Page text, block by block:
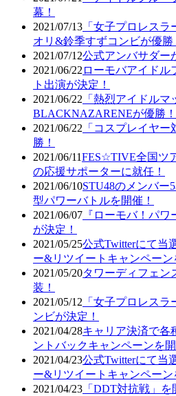
幕！
2021/07/13 「女子プロレス
オリ&鈴季すずコンビが優勝
2021/07/12公式アンバサダー
2021/06/22 ローモバアイドル
ト出演が決定！
2021/06/22 「熱烈アイドルマ
BLACKNAZARENEが優勝！
2021/06/22 「コスプレイヤ
勝！
2021/06/11FES☆TIVE全国ツ
の応援サポーターに就任！
2021/06/10STU48のメンバー
型パワーバトルを開催！
2021/06/07 『ローモバ！パ
が決定！
2021/05/25公式Twitterにて当
ー&リツイートキャンペーン
2021/05/20タワーディフェン
装！
2021/05/12 「女子プロレス
ンビが決定！
2021/04/28キャリア決済で各
ントバックキャンペーンを開
2021/04/23公式Twitterにて当
ー&リツイートキャンペーン
2021/04/23 「DDT対抗戦」